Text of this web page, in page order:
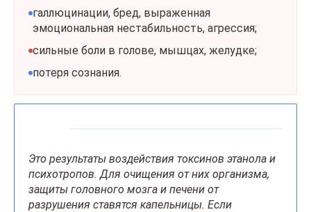
галлюцинации, бред, выраженная
эмоциональная нестабильность, агрессия;
сильные боли в голове, мышцах, желудке;
потеря сознания.
Это результаты воздействия токсинов этанола и
психотропов. Для очищения от них организма,
защиты головного мозга и печени от
разрушения ставятся капельницы. Если